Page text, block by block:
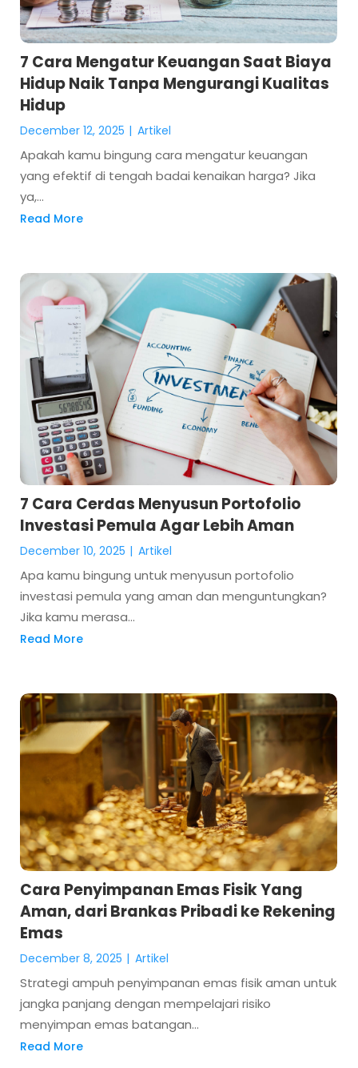
7 Cara Mengatur Keuangan Saat Biaya
Hidup Naik Tanpa Mengurangi Kualitas
Hidup
December 12, 2025 | Artikel
Apakah kamu bingung cara mengatur keuangan
yang efektif di tengah badai kenaikan harga? Jika
ya,...
Read More
7 Cara Cerdas Menyusun Portofolio
Investasi Pemula Agar Lebih Aman
December 10, 2025 | Artikel
Apa kamu bingung untuk menyusun portofolio
investasi pemula yang aman dan menguntungkan?
Jika kamu merasa...
Read More
Cara Penyimpanan Emas Fisik Yang
Aman, dari Brankas Pribadi ke Rekening
Emas
December 8, 2025 | Artikel
Strategi ampuh penyimpanan emas fisik aman untuk
jangka panjang dengan mempelajari risiko
menyimpan emas batangan...
Read More